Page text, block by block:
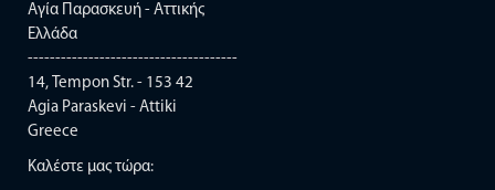
Αγία Παρασκευή - Αττικής
Ελλάδα
--------------------------------------
14, Tempon Str. - 153 42
Agia Paraskevi - Attiki
Greece
Καλέστε μας τώρα: